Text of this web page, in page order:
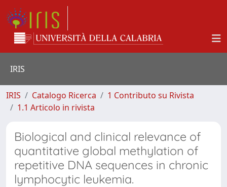
IRIS
IRIS Catalogo Ricerca
1 Contributo su Rivista
1.1 Articolo in rivista
Biological and clinical relevance of
quantitative global methylation of
repetitive DNA sequences in chronic
lymphocytic leukemia.